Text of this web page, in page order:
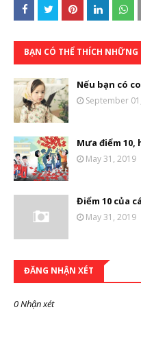
BẠN CÓ THỂ THÍCH
Nếu bạn có
September
Mưa điểm 10,
May 31, 2019
Điểm 10 của
May 31, 2019
ĐĂNG NHẬN XÉT
0 Nhận xét